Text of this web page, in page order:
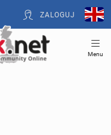
ZALOGUJ
Menu